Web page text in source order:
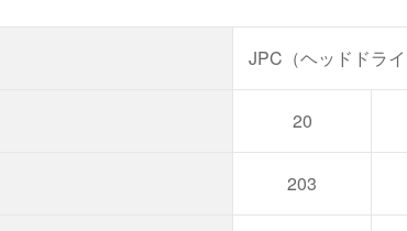
JPC（ヘッドドラ
20
203